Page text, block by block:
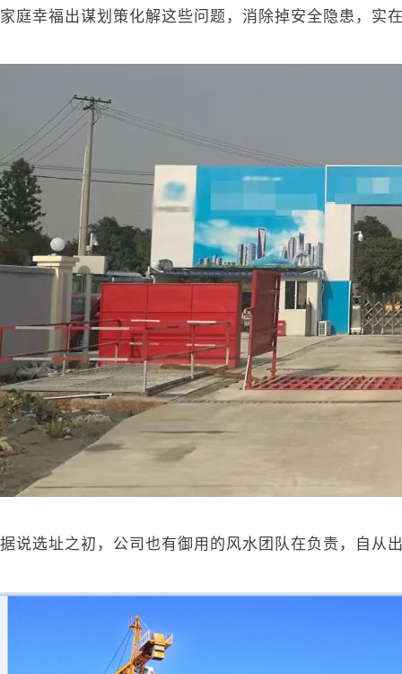
家庭幸福出谋划策化解这些问题，消除掉安全隐患，实
据说选址之初，公司也有御用的风水团队在负责，自从